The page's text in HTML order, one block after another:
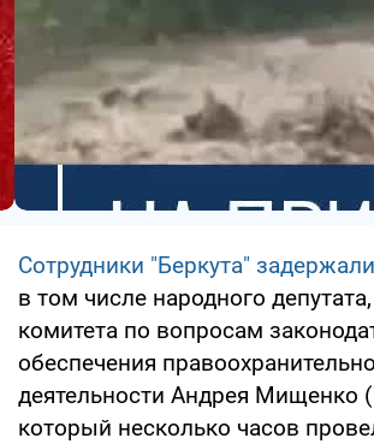
Сотрудники "Беркута"
в том числе народного
комитета по вопросам
обеспечения
деятельности Андрея Мищенко
который несколько часов